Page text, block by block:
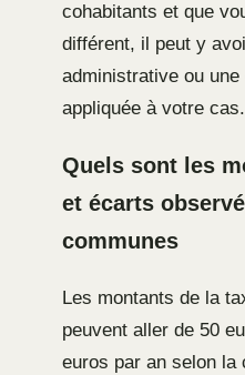
cohabitants et que
différent, il peut y
administrative ou
appliquée à votre cas.
Quels sont les
et écarts
communes
Les montants de la
peuvent aller de 50
euros par an selon la